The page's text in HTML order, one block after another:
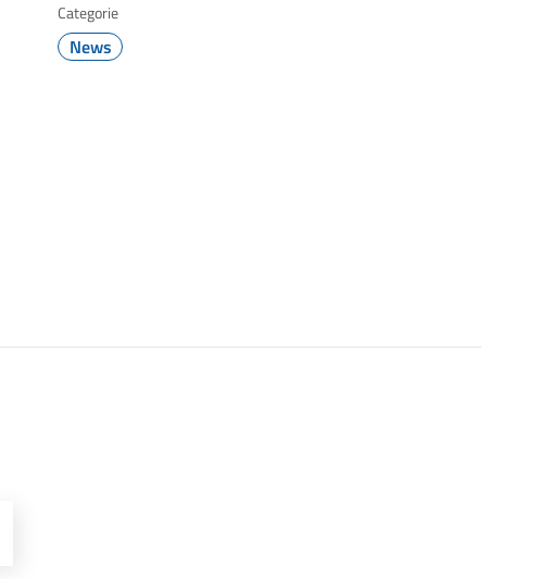
Categorie
News